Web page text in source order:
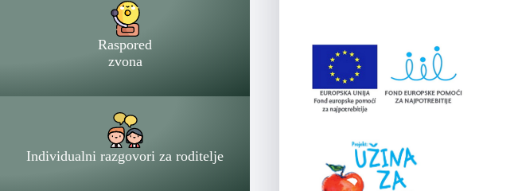
Raspored
zvona
Individualni razgovori za roditelje